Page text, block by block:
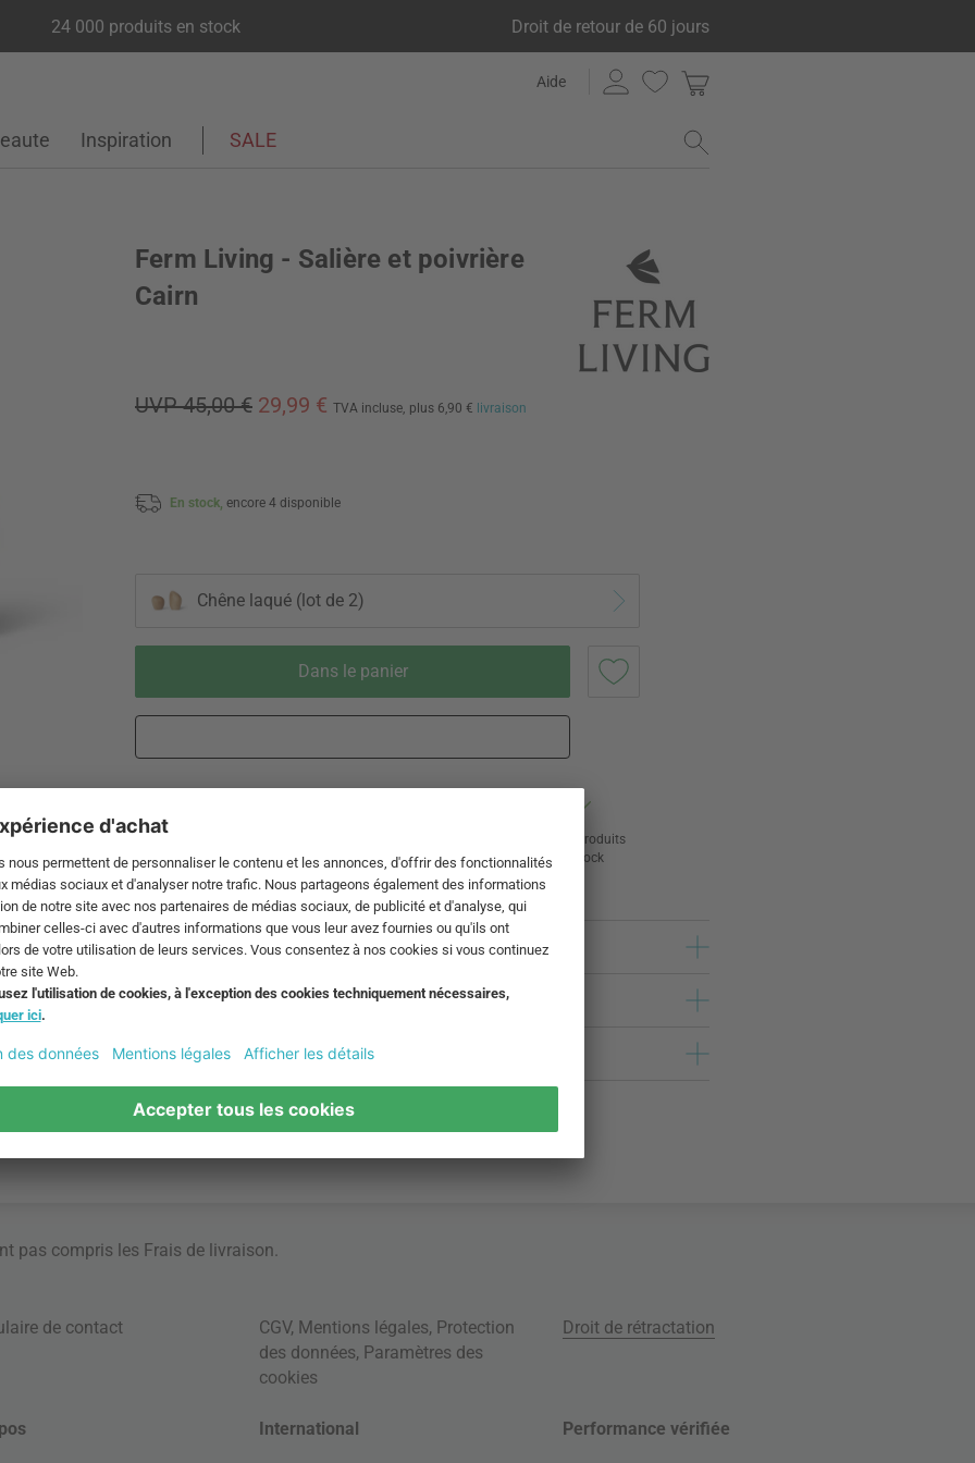
24 000 produits en stock Droit de retour de 60 jours
Aide
Inspiration SALE
Ferm Living - Salière et poivrière
Cairn
UVP 45,00 € 29,99 € TVA incluse, plus 6,90 € livraison
En stock, encore 4 disponible
Chêne laqué (lot de 2)
Dans le panier
expédition de DE par DHL
de 60 jours
24 000 produits
en stock
pas compris les Frais de livraison
de contact CGV, Mentions légales, Protection
des données, Paramètres des
cookies
Droit de rétractation
International Performance vérifiée